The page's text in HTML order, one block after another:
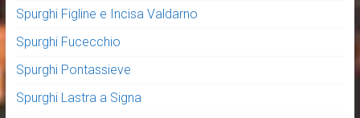
Spurghi Figline e Incisa Valdarno
Spurghi Fucecchio
Spurghi Pontassieve
Spurghi Lastra a Signa